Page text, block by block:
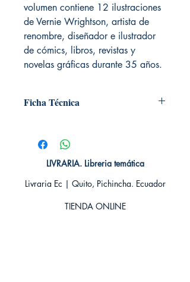
volumen contiene 12 ilustraciones
de Vernie Wrightson, artista de
renombre, diseñador e ilustrador
de cómics, libros, revistas y
novelas gráficas durante 35 años.
Ficha Técnica
Editorial: DEBOLSILLO
Idioma: Castellano
Encuadernación: Tapa blanda
Categoría: Novela Thriller y Suspenso
LIVRARIA. Libreria temática
Livraria Ec | Quito, Pichincha. Ecuador
TIENDA ONLINE​